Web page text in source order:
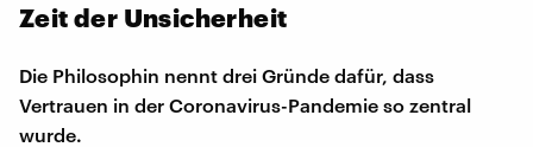
Zeit der Unsicherheit
Die Philosophin nennt drei Gründe dafür, dass
Vertrauen in der Coronavirus-Pandemie so zentral
wurde.